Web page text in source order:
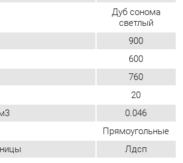
20
0.046
Прямоугольные
Лдсп
Нет
значения
Для персонала
первым своим мнением.